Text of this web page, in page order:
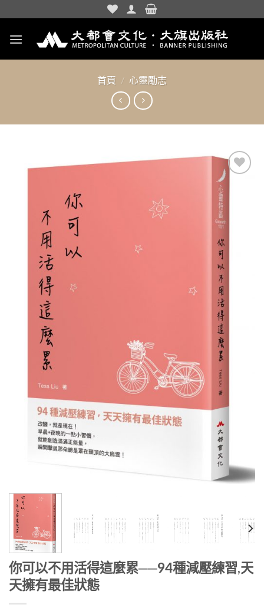
to
content
首頁 / 心靈勵志
你可以不用活得這麼累──94種減壓練習,天
天擁有最佳狀態